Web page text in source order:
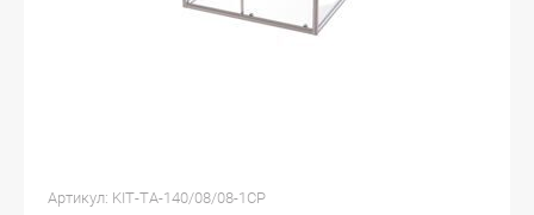
Артикул: KIT-TA-140/08/08-1CP